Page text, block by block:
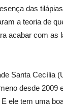
das
a teoria de
acabar com as
Santa Cecília
desde 2009
ele tem uma